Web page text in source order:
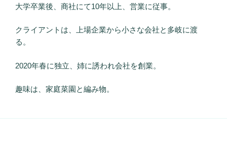
大学卒業後、商社にて10年以上、営業に従事。
クライアントは、上場企業から小さな会社と多岐に渡
る。
2020年春に独立、姉に誘われ会社を創業。
趣味は、家庭菜園と編み物。